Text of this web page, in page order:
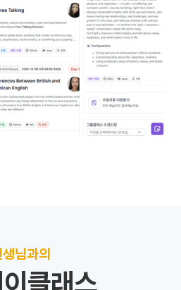
님과의
클래스